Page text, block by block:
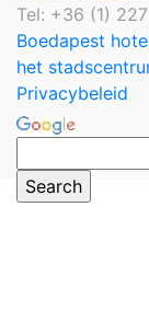
Tel: +36 (1)
Boedapest
het
Privacybeleid